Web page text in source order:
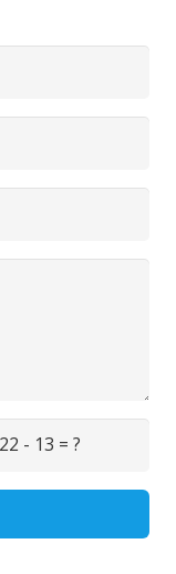
22 - 13 = ?